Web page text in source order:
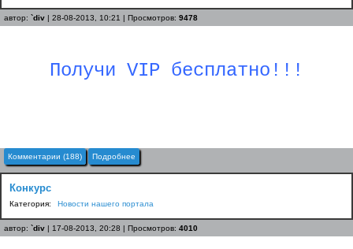
автор: `div | 28-08-2013, 10:21 | Просмотров: 9478
Получи VIP бесплатно!!!
Комментарии (188) Подробнее
Конкурс
Категория: Новости нашего портала
автор: `div | 17-08-2013, 20:28 | Просмотров: 4010